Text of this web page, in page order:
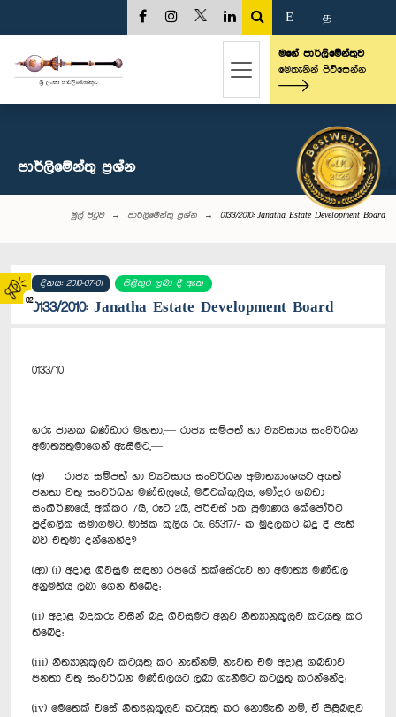
02
E த
මගේ පාර්ලිමේන්තුව
මෙතැනින් පිවිසෙන්න
පාර්ලි‌මේන්තු‌ ප්‍රශ්න
මුල් පිටුව පාර්ලි‌මේන්තු‌ ප්‍රශ්න 0133/2010: Janatha Estate Development Board
දිනය: 2010-07-01 පිළිතුර ලබා දී ඇත
0133/2010: Janatha Estate Development Board
0133/'10
ගරු ජානක බණ්ඩාර මහතා,— රාජ්‍ය සම්පත් හා ව්‍යවසාය සංවර්ධන
අමාත්‍යතුමාගෙන් ඇසීමට,—
(අ) රාජ්‍ය සම්පත් හා ව්‍යවසාය සංවර්ධන අමාත්‍යාංශයට අයත්
ජනතා වතු සංවර්ධන මණ්ඩලයේ, මට්ටක්කුලිය, මෝදර ගබඩා
සංකීර්ණයේ, අක්කර 7යි, රූට් 2යි, පර්චස් 5ක ප්‍රමාණය කේපෝර්ට්
පුද්ගලික සමාගමට, මාසික කුලිය රු. 65317/- ක මුදලකට බදු දී ඇති
බව එතුමා දන්නෙහිද?
(ආ) (i) අදාළ ගිවිසුම සඳහා රජයේ තක්සේරුව හා අමාත්‍ය මණ්ඩල
අනුමතිය ලබා ගෙන තිබේද;
(ii) අදාළ බදුකරු විසින් බදු ගිවිසුමට අනුව නීත්‍යානුකූලව කටයුතු කර
තිබේද;
(iii) නීත්‍යානුකූලව කටයුතු කර නැත්නම්, නැවත එම අදාළ ගබඩාව
ජනතා වතු සංවර්ධන මණ්ඩලයට ලබා ගැනීමට කටයුතු කරන්නේද;
(iv) මෙතෙක් එසේ නීත්‍යනුකූලව කටයුතු කර නොමැති නම්, ඒ පිළිබඳව